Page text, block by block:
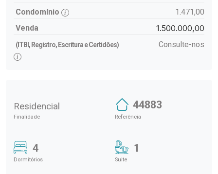
Condomínio
1.471,00
Venda
1.500.000,00
(ITBI, Registro, Escritura e Certidões) Consulte-nos
Residencial
Finalidade
44883
Referência
4
Dormitórios
1
Suite